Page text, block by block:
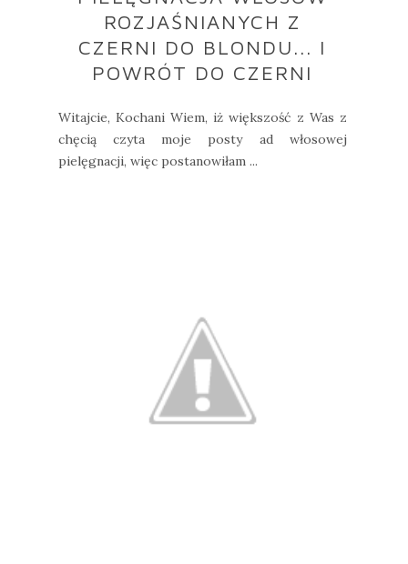
ROZJAŚNIANYCH Z
CZERNI DO BLONDU... I
POWRÓT DO CZERNI
Witajcie, Kochani Wiem, iż większość z Was z
chęcią czyta moje posty ad włosowej
pielęgnacji, więc postanowiłam ...